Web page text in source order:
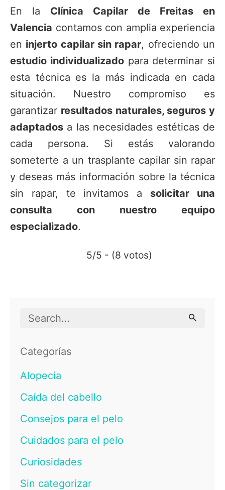
En la Clínica Capilar de Freitas en
Valencia contamos con amplia experiencia
en injerto capilar sin rapar, ofreciendo un
estudio individualizadopara determinar si
esta técnica es la más indicada en cada
situación. Nuestro compromiso es
garantizar resultados naturales, seguros y
adaptados a las necesidades estéticas de
cada persona. Si estás valorando
someterte a un trasplante capilar sin rapar
y deseas más información sobre la técnica
sin rapar, te invitamos a solicitar una
consulta con nuestro equipo
especializado.
5/5 - (8 votos)
Search
Categorías
Alopecia
Caída del cabello
Consejos para el pelo
Cuidados para el pelo
Curiosidades
Sin categorizar